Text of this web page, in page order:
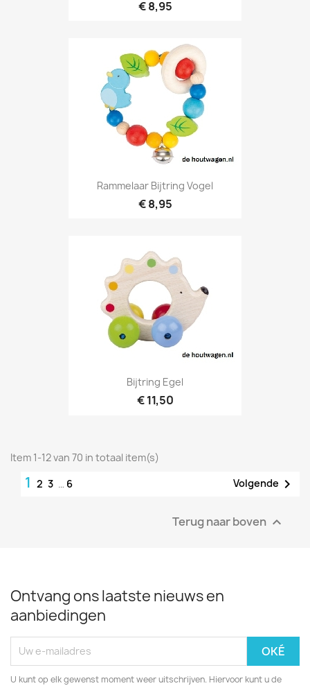
€ 8,95
Rammelaar Bijtring Vogel
€ 8,95
Bijtring Egel
€ 11,50
Item 1-12 van 70 in totaal item(s)
1 2 3 … 6 Volgende 
Terug naar boven 
Ontvang ons laatste nieuws en
aanbiedingen
U kunt op elk gewenst moment weer uitschrijven. Hiervoor kunt u de